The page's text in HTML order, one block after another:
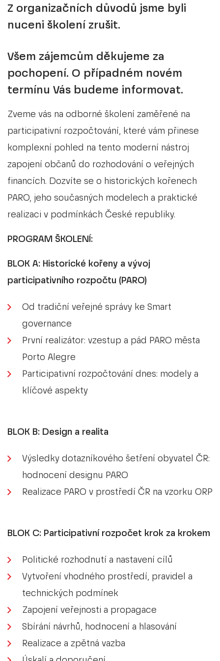
Cash je blíž
Smart Zlín
Archiv
Učebnice praxi nenahradí. Dva studenti ze
Zlínska si vyzkoušeli kariéru v regionálních
Erasmus
Asistivní technologie
Kraje bez hranic – Služby bez hranic
Mapování kreativního ekosystému
Zlínského kraje
Zlin.jobs
DETECT!
Smart akcelerátor Zlínského kraje III
Zlinnovation
Můj první milion
Inovační firma ZK
Smart Akcelerátor Zlínského kraje II
Smart Akcelerátor Zlínského kraje I
O NÁS
MÉDIA
Z organizačních důvodů jsme byli
nuceni školení zrušit.
Všem zájemcům děkujeme za
pochopení. O případném novém
termínu Vás budeme informovat.
Zveme vás na odborné školení zaměřené na
participativní rozpočtování, které vám přinese
komplexní pohled na tento moderní nástroj
zapojení občanů do rozhodování o veřejných
financích. Dozvíte se o historických kořenech
PARO, jeho současných modelech a praktické
realizaci v podmínkách České republiky.
PROGRAM ŠKOLENÍ:
BLOK A: Historické kořeny a vývoj
participativního rozpočtu (PARO)
Od tradiční veřejné správy ke Smart
governance
První realizátor: vzestup a pád PARO města
Porto Alegre
Participativní rozpočtování dnes: modely a
klíčové aspekty
BLOK B: Design a realita
Výsledky dotazníkového šetření obyvatel ČR:
hodnocení designu PARO
Realizace PARO v prostředí ČR na vzorku ORP
BLOK C: Participativní rozpočet krok za krokem
Politické rozhodnutí a nastavení cílů
Vytvoření vhodného prostředí, pravidel a
technických podmínek
Zapojení veřejnosti a propagace
Sbírání návrhů, hodnocení a hlasování
Realizace a zpětná vazba